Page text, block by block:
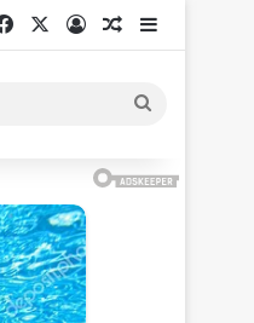
FacebookEntrarArtigoBarra